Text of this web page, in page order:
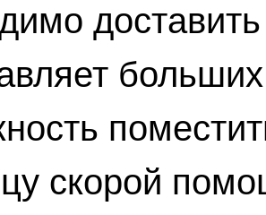
скорой